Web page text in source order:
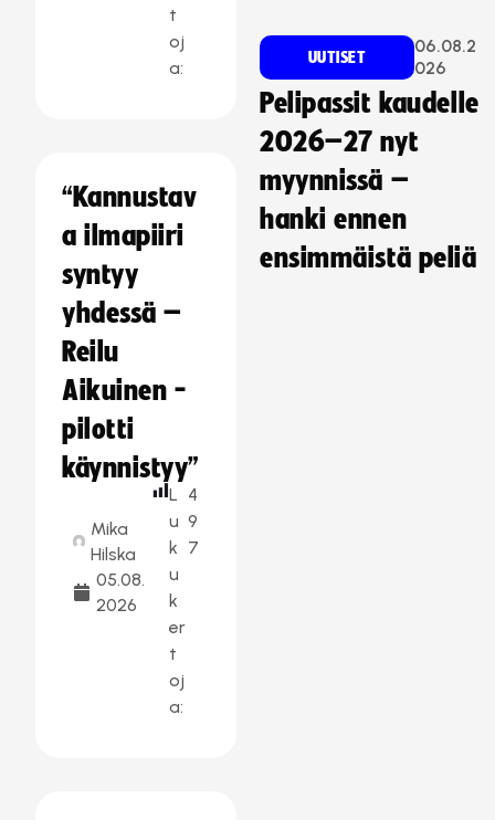
t
oj
a:
“Kannustav
a ilmapiiri
syntyy
yhdessä –
Reilu
Aikuinen -
pilotti
käynnistyy”
Mika
Hilska
05.08.
2026
L
u
k
u
k
er
t
oj
a:
4
9
7
UUTISET
06.08.2
026
Pelipassit kaudelle
2026–27 nyt
myynnissä –
hanki ennen
ensimmäistä peliä